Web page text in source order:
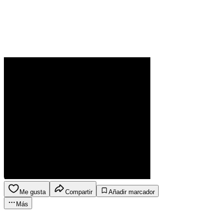
Me gusta Compartir
Añadir marcador
Más